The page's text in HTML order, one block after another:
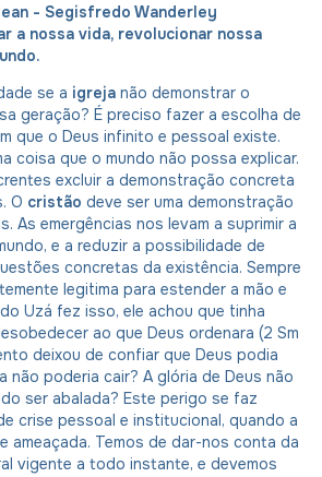
- Segisfredo Wanderley
a nossa vida, revolucionar nossa
se a igreja não demonstrar o
geração? É preciso fazer a escolha de
que o Deus infinito e pessoal existe.
coisa que o mundo não possa explicar.
excluir a demonstração concreta
O cristão deve ser uma demonstração
As emergências nos levam a suprimir a
e a reduzir a possibilidade de
concretas da existência. Sempre
legitima para estender a mão e
Uzá fez isso, ele achou que tinha
ao que Deus ordenara (2 Sm
deixou de confiar que Deus podia
não poderia cair? A glória de Deus não
ser abalada? Este perigo se faz
crise pessoal e institucional, quando a
ameaçada. Temos de dar-nos conta da
vigente a todo instante, e devemos